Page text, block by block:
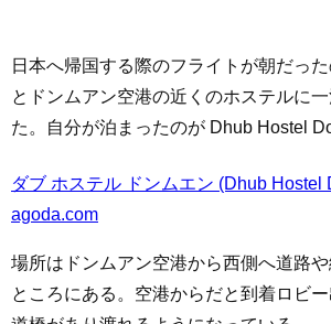
日本へ帰国する際のフライトが朝だっ
とドンムアン空港の近くのホステルに
た。自分が泊まったのが Dhub Hostel
ダブ ホステル ドンムエン (Dhub Hostel
agoda.com
場所はドンムアン空港から西側へ道路
ところにある。空港からだと到着ロビ